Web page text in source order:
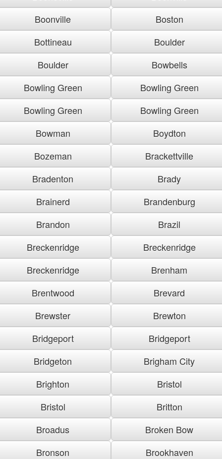
Boonville
Boston
Bottineau
Boulder
Boulder
Bowbells
Bowling Green
Bowling Green
Bowling Green
Bowling Green
Bowman
Boydton
Bozeman
Brackettville
Bradenton
Brady
Brainerd
Brandenburg
Brandon
Brazil
Breckenridge
Breckenridge
Breckenridge
Brenham
Brentwood
Brevard
Brewster
Brewton
Bridgeport
Bridgeport
Bridgeton
Brigham City
Brighton
Bristol
Bristol
Britton
Broadus
Broken Bow
Bronson
Brookhaven